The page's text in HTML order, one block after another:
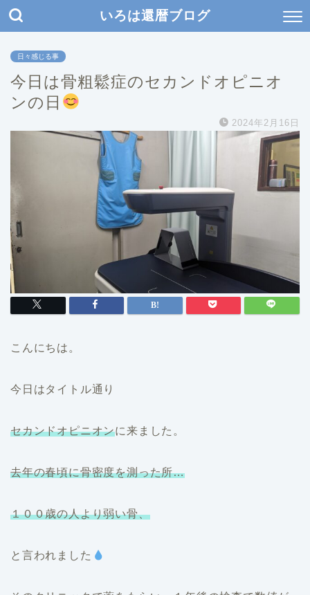
いろは還暦ブログ
日々感じる事
今日は骨粗鬆症のセカンドオピニオ
ンの日
2024年2月16日
こんにちは。
今日はタイトル通り
セカンドオピニオンに来ました。
去年の春頃に骨密度を測った所…
１００歳の人より弱い骨、
と言われました